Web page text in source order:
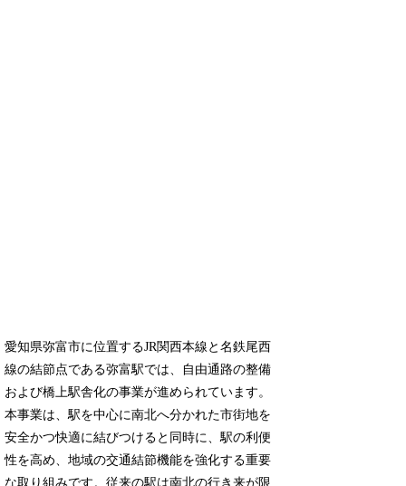
愛知県弥富市に位置するJR関西本線と名鉄尾西
線の結節点である弥富駅では、自由通路の整備
および橋上駅舎化の事業が進められています。
本事業は、駅を中心に南北へ分かれた市街地を
安全かつ快適に結びつけると同時に、駅の利便
性を高め、地域の交通結節機能を強化する重要
な取り組みです。従来の駅は南北の行き来が限